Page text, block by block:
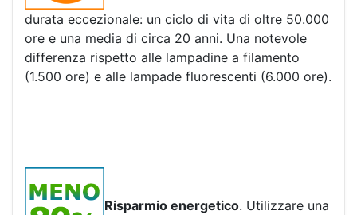
durata eccezionale: un ciclo di vita di oltre 50.000
ore e una media di circa 20 anni. Una notevole
differenza rispetto alle lampadine a filamento
(1.500 ore) e alle lampade fluorescenti (6.000 ore).
Risparmio energetico. Utilizzare una